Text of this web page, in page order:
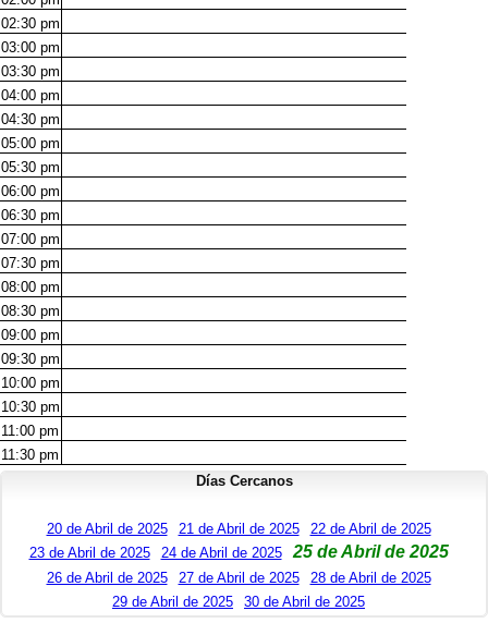
02:30 pm
03:00 pm
03:30 pm
04:00 pm
04:30 pm
05:00 pm
05:30 pm
06:00 pm
06:30 pm
07:00 pm
07:30 pm
08:00 pm
08:30 pm
09:00 pm
09:30 pm
10:00 pm
10:30 pm
11:00 pm
11:30 pm
Días Cercanos
20 de Abril de 2025 21 de Abril de 2025
22 de Abril de 2025
23 de Abril de 2025
24 de Abril de 2025 25 de Abril de 2025
26 de Abril de 2025 27 de Abril de 2025
28 de Abril de 2025
29 de Abril de 2025
30 de Abril de 2025